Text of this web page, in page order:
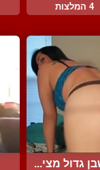
4 המלצות
גדול מצי...